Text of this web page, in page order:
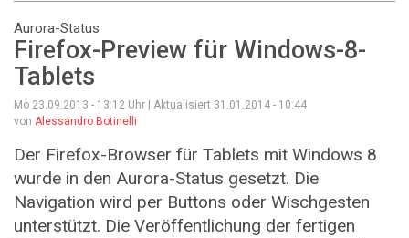
Aurora-Status
Firefox-Preview für Windows-8-
Tablets
Mo 23.09.2013 - 13:12 Uhr | Aktualisiert 31.01.2014 - 10:44
von Alessandro Botinelli
Der Firefox-Browser für Tablets mit Windows 8
wurde in den Aurora-Status gesetzt. Die
Navigation wird per Buttons oder Wischgesten
unterstützt. Die Veröffentlichung der fertigen